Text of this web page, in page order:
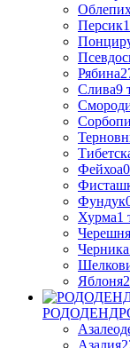
Персик1
Рябина
Слива9
Фейхоа0
Фундук
Хурма1
Черешня
Черника
Яблоня
Азалия